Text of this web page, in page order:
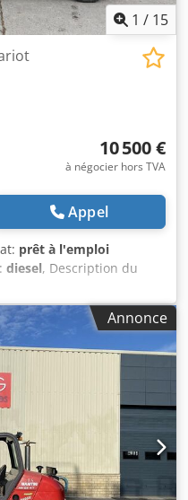
1 / 15
10 500 €
à négocier hors TVA
Appel
prêt à l'emploi
diesel, Description du
FD35N Année
347 heures Capacité
tout : 2,45 mètres
levage : 3,70 mètres
à visibilité dégagée -
- Déplacement latéral
à l’emploi Prix de
à prix avantageux !!
Annonce